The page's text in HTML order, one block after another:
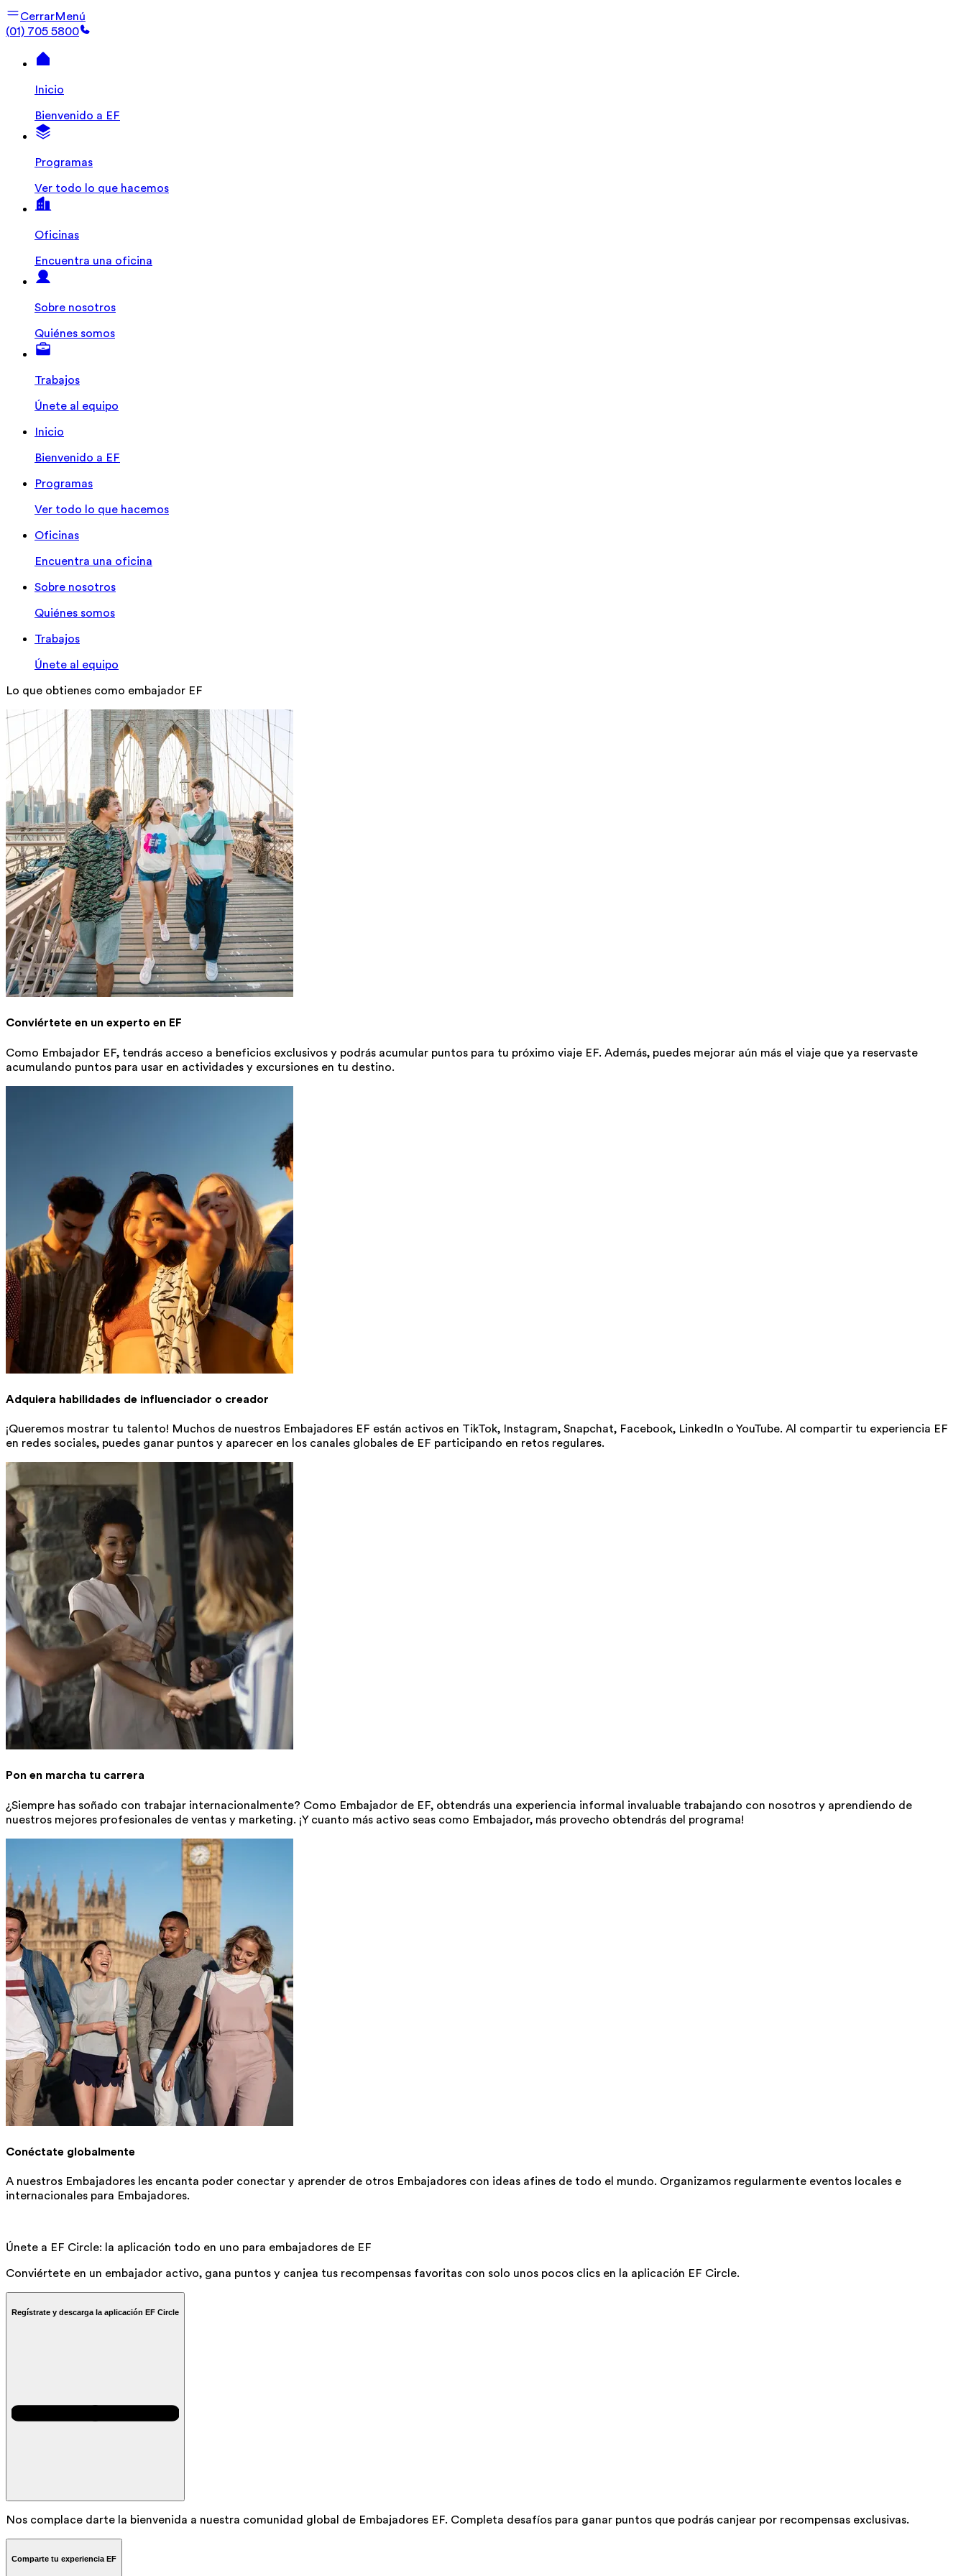
CerrarMenú
(01) 705 5800
Inicio
Bienvenido a EF
Programas
Ver todo lo que hacemos
Oficinas
Encuentra una oficina
Sobre nosotros
Quiénes somos
Trabajos
Únete al equipo
Inicio
Bienvenido a EF
Programas
Ver todo lo que hacemos
Oficinas
Encuentra una oficina
Sobre nosotros
Quiénes somos
Trabajos
Únete al equipo
Lo que obtienes como embajador EF
Conviértete en un experto en EF
Como Embajador EF, tendrás acceso a beneficios exclusivos y podrás acumular puntos para tu próximo viaje EF. Además, puedes mejorar aún más el viaje que ya reservaste
acumulando puntos para usar en actividades y excursiones en tu destino.
Adquiera habilidades de influenciador o creador
¡Queremos mostrar tu talento! Muchos de nuestros Embajadores EF están activos en TikTok, Instagram, Snapchat, Facebook, LinkedIn o YouTube. Al compartir tu experiencia EF
en redes sociales, puedes ganar puntos y aparecer en los canales globales de EF participando en retos regulares.
Pon en marcha tu carrera
¿Siempre has soñado con trabajar internacionalmente? Como Embajador de EF, obtendrás una experiencia informal invaluable trabajando con nosotros y aprendiendo de
nuestros mejores profesionales de ventas y marketing. ¡Y cuanto más activo seas como Embajador, más provecho obtendrás del programa!
Conéctate globalmente
A nuestros Embajadores les encanta poder conectar y aprender de otros Embajadores con ideas afines de todo el mundo. Organizamos regularmente eventos locales e
internacionales para Embajadores.
Únete a EF Circle: la aplicación todo en uno para embajadores de EF
Conviértete en un embajador activo, gana puntos y canjea tus recompensas favoritas con solo unos pocos clics en la aplicación EF Circle.
Regístrate y descarga la aplicación EF Circle
Nos complace darte la bienvenida a nuestra comunidad global de Embajadores EF. Completa desafíos para ganar puntos que podrás canjear por recompensas exclusivas.
Comparte tu experiencia EF